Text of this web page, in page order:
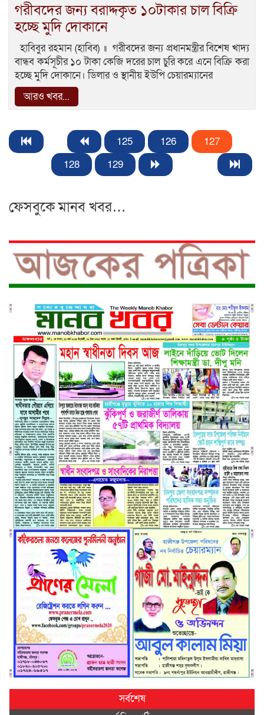
গরীবদের জন্য বরাদ্দকৃত ১০টাকার চাল বিক্রি
হচ্ছে মুদি দোকানে
হাবিবুর রহমান (হাবিব) ॥ গরীবদের জন্য প্রধানমন্ত্রীর বিশেষ খাদ্য
বান্ধব কর্মসূচীর ১০ টাকা কেজি দরের চাল চুরি করে এনে বিক্রি করা
হচ্ছে মুদি দোকানে। ডিলার ও স্থানীয় ইউপি চেয়ারম্যানের
আরও খবর...
125 126
127
128
129
ফেসবুকে মানব খবর…
সর্বশেষ